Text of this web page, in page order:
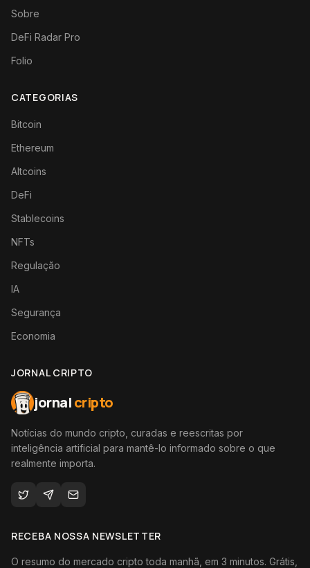
Sobre
DeFi Radar Pro
Folio
CATEGORIAS
Bitcoin
Ethereum
Altcoins
DeFi
Stablecoins
NFTs
Regulação
IA
Segurança
Economia
JORNAL CRIPTO
jornalcripto
Notícias do mundo cripto, curadas e reescritas por
inteligência artificial para mantê-lo informado sobre o que
realmente importa.
RECEBA NOSSA NEWSLETTER
O resumo do mercado cripto toda manhã, em 3 minutos. Grátis,